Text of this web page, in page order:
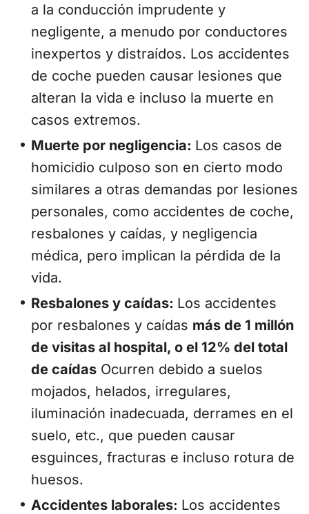
a la conducción imprudente y
negligente, a menudo por conductores
inexpertos y distraídos. Los accidentes
de coche pueden causar lesiones que
alteran la vida e incluso la muerte en
casos extremos.
Muerte por negligencia: Los casos de
homicidio culposo son en cierto modo
similares a otras demandas por lesiones
personales, como accidentes de coche,
resbalones y caídas, y negligencia
médica, pero implican la pérdida de la
vida.
Resbalones y caídas: Los accidentes
por resbalones y caídas más de 1 millón
de visitas al hospital, o el 12% del total
de caídas Ocurren debido a suelos
mojados, helados, irregulares,
iluminación inadecuada, derrames en el
suelo, etc., que pueden causar
esguinces, fracturas e incluso rotura de
huesos.
Accidentes laborales: Los accidentes